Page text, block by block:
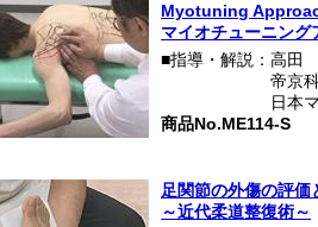
Myotuning
マイオチューニン
■指導・解説：高田
■指導・解説：帝京
日本
商品No.ME114-S
足関節の外傷の評価
～近代柔道整復術～